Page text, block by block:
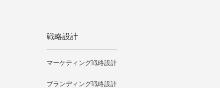
戦略設計
マーケティング戦略設計
ブランディング戦略設計